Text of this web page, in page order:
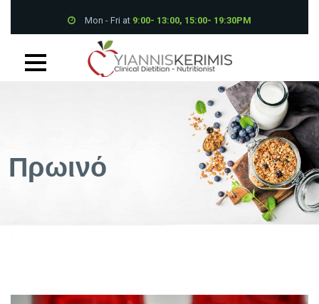
Mon - Fri at 9:00- 13:00, 15:00- 19:30PM
Petrou Tsirou 70, Pantheon House 001B 3075 Limassol
Πρωινό